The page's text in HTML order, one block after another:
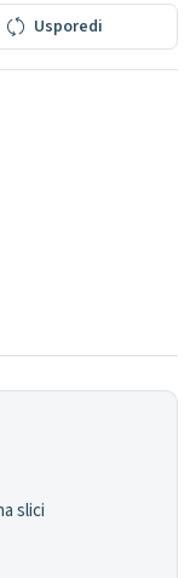
Usporedi
slici